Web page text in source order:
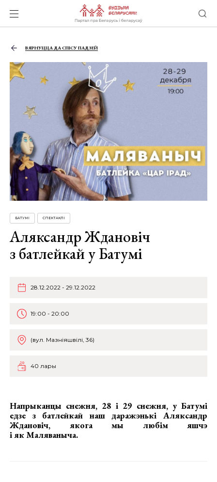
ВЯРНУЦЦА ДА СПІСУ ПАДЗЕЙ
БАТУМІ СПЕКТАКЛІ
Аляксандр Ждановіч
з батлейкай у Батумі
28.12.2022 - 29.12.2022
19:00 - 20:00
(вул. Мазніяшвілі, 36)
40 лары
Напрыканцы снежня, 28 і 29 снежня, у Батумі
едзе з батлейкай наш даражэнькі Аляксандр
Ждановіч, якога мы любім яшчэ
і як Маляваныча.